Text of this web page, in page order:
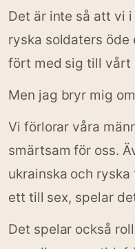
Det är inte så att vi
ryska soldaters
fört med sig till vårt
Men jag bryr mig
Vi förlorar våra
smärtsam för oss.
ukrainska och
ett till sex, spelar
Det spelar också